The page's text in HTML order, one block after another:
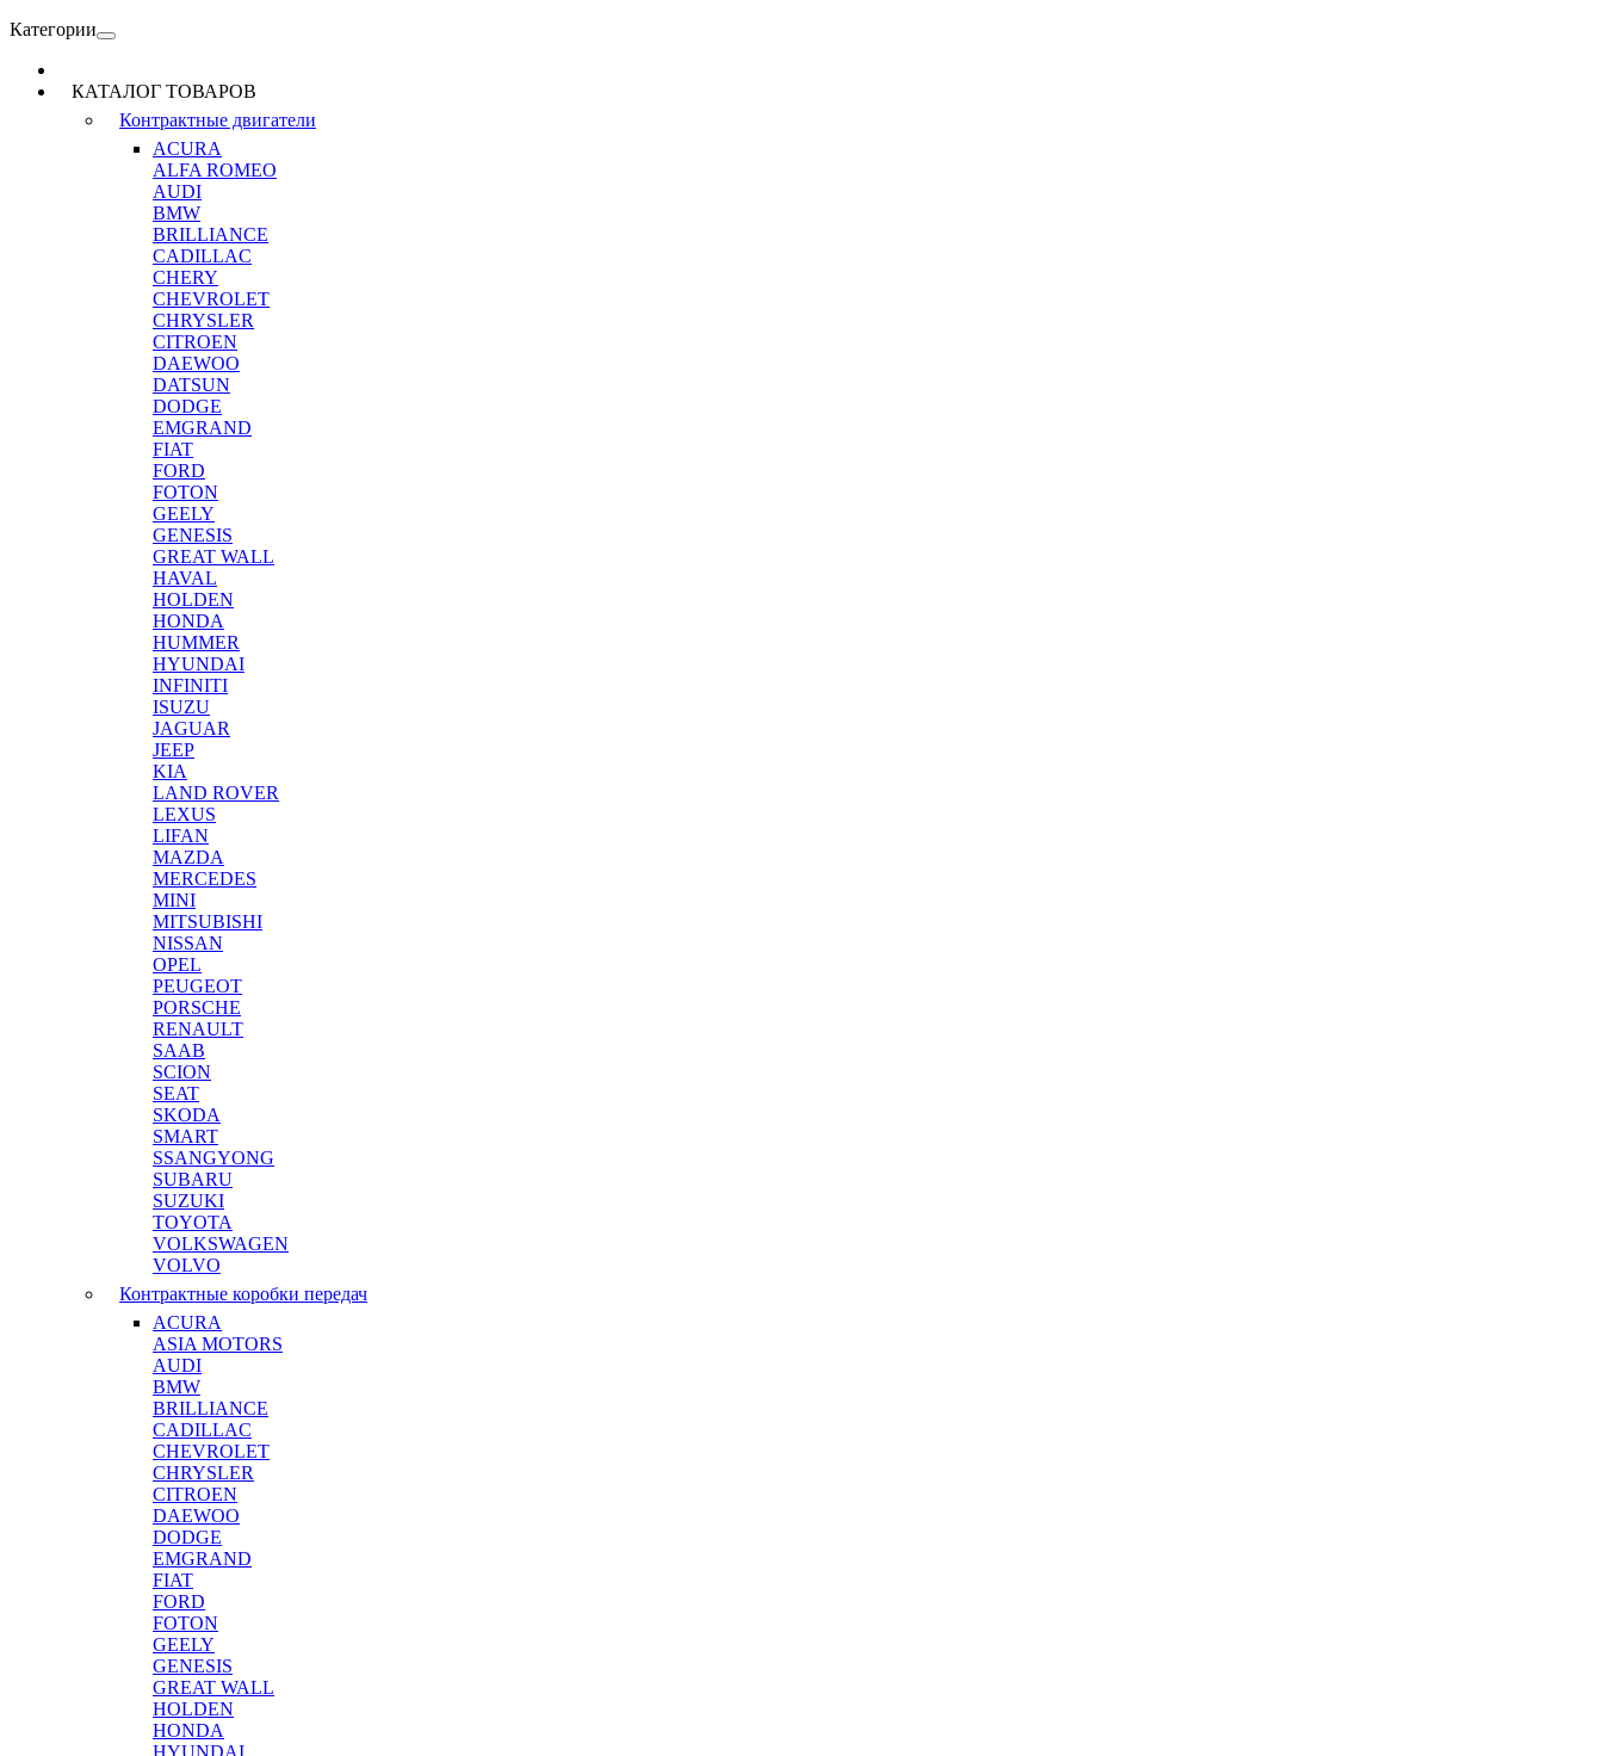
Категории
КАТАЛОГ ТОВАРОВ
Контрактные двигатели
ACURA
ALFA ROMEO
AUDI
BMW
BRILLIANCE
CADILLAC
CHERY
CHEVROLET
CHRYSLER
CITROEN
DAEWOO
DATSUN
DODGE
EMGRAND
FIAT
FORD
FOTON
GEELY
GENESIS
GREAT WALL
HAVAL
HOLDEN
HONDA
HUMMER
HYUNDAI
INFINITI
ISUZU
JAGUAR
JEEP
KIA
LAND ROVER
LEXUS
LIFAN
MAZDA
MERCEDES
MINI
MITSUBISHI
NISSAN
OPEL
PEUGEOT
PORSCHE
RENAULT
SAAB
SCION
SEAT
SKODA
SMART
SSANGYONG
SUBARU
SUZUKI
TOYOTA
VOLKSWAGEN
VOLVO
Контрактные коробки передач
ACURA
ASIA MOTORS
AUDI
BMW
BRILLIANCE
CADILLAC
CHEVROLET
CHRYSLER
CITROEN
DAEWOO
DODGE
EMGRAND
FIAT
FORD
FOTON
GEELY
GENESIS
GREAT WALL
HOLDEN
HONDA
HYUNDAI